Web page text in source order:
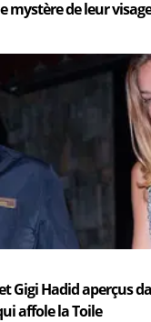
mystère de leur visage
Gigi Hadid aperçus
affole la Toile